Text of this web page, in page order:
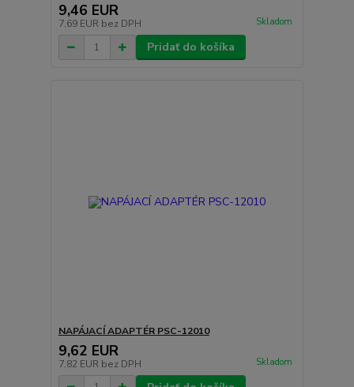
9,46 EUR
7,69 EUR bez DPH Skladom
Pridať do košíka
NAPÁJACÍ ADAPTÉR PSC-12010
9,62 EUR
7,82 EUR bez DPH Skladom